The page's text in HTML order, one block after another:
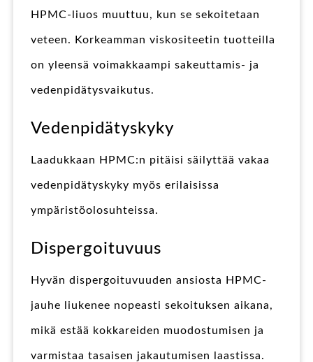
HPMC-liuos muuttuu, kun se sekoitetaan
veteen. Korkeamman viskositeetin tuotteilla
on yleensä voimakkaampi sakeuttamis- ja
vedenpidätysvaikutus.
Vedenpidätyskyky
Laadukkaan HPMC:n pitäisi säilyttää vakaa
vedenpidätyskyky myös erilaisissa
ympäristöolosuhteissa.
Dispergoituvuus
Hyvän dispergoituvuuden ansiosta HPMC-
jauhe liukenee nopeasti sekoituksen aikana,
mikä estää kokkareiden muodostumisen ja
varmistaa tasaisen jakautumisen laastissa.